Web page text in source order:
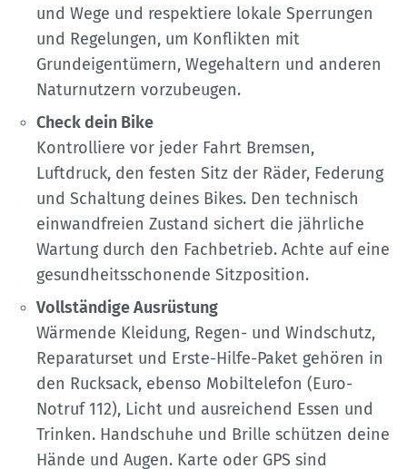
und Wege und respektiere lokale Sperrungen
und Regelungen, um Konflikten mit
Grundeigentümern, Wegehaltern und anderen
Naturnutzern vorzubeugen.
Check dein Bike
Kontrolliere vor jeder Fahrt Bremsen,
Luftdruck, den festen Sitz der Räder, Federung
und Schaltung deines Bikes. Den technisch
einwandfreien Zustand sichert die jährliche
Wartung durch den Fachbetrieb. Achte auf eine
gesundheitsschonende Sitzposition.
Vollständige Ausrüstung
Wärmende Kleidung, Regen- und Windschutz,
Reparaturset und Erste-Hilfe-Paket gehören in
den Rucksack, ebenso Mobiltelefon (Euro-
Notruf 112), Licht und ausreichend Essen und
Trinken. Handschuhe und Brille schützen deine
Hände und Augen. Karte oder GPS sind